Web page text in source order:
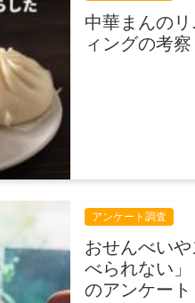
中華まんの
ィングの考察
おせんべい
べられない
のアンケート
アンケート調査